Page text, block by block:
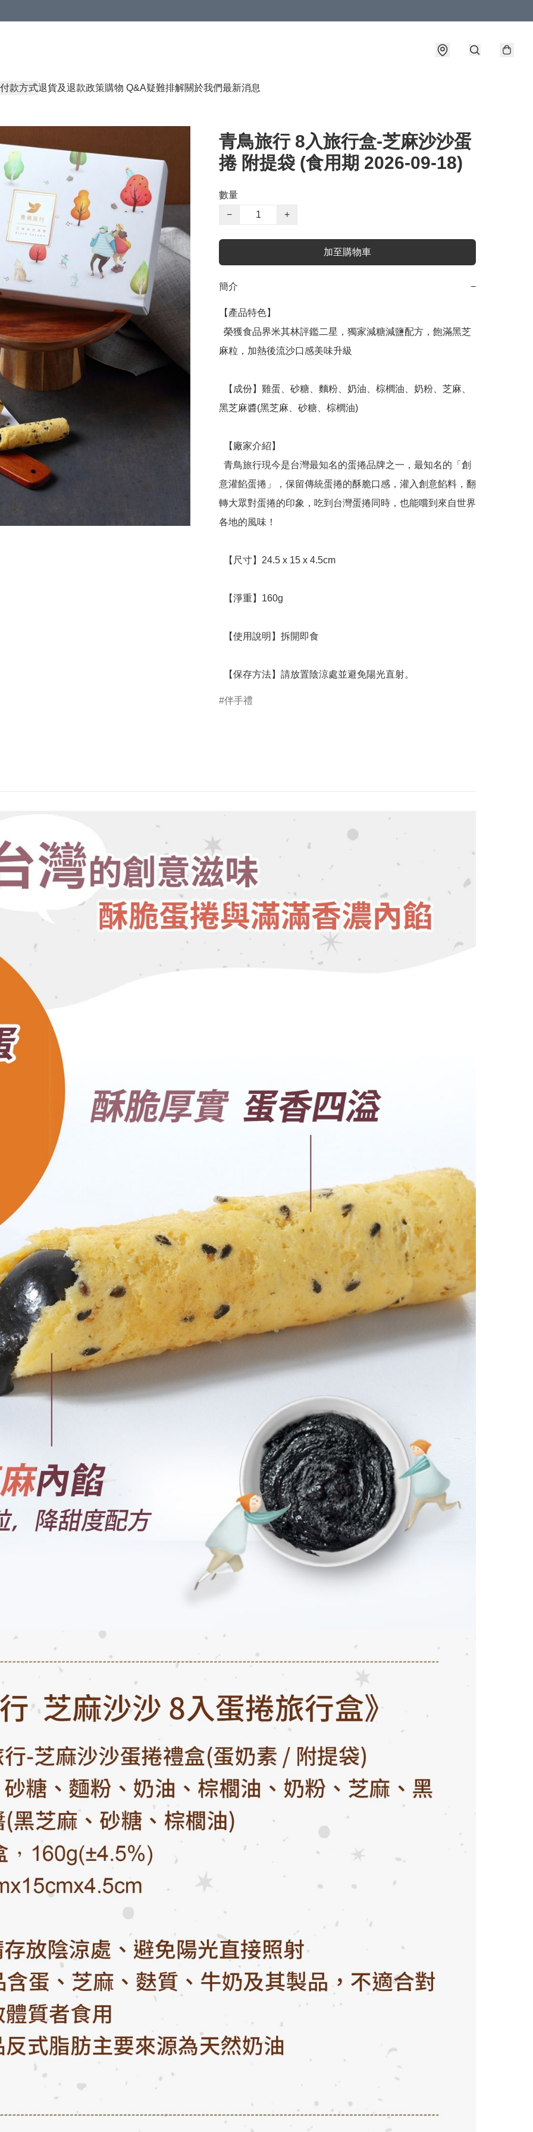
付款方式退貨及退款政策購物 Q&A疑難排解關於我們最新消息
青鳥旅行 8入旅行盒-芝麻沙沙蛋
捲 附提袋 (食用期 2026-09-18)
數量
−
+
加至購物車
簡介 −
【產品特色】
麻粒，加熱後流沙口感美味升級
黑芝麻醬(黑芝麻、砂糖、棕櫚油)
意灌餡蛋捲」，保留傳統蛋捲的酥脆口感，灌入創意餡料，翻
轉大眾對蛋捲的印象，吃到台灣蛋捲同時，也能嚐到來自世界
各地的風味！
  【保存方法】請放置陰涼處並避免陽光直射。
伴手禮